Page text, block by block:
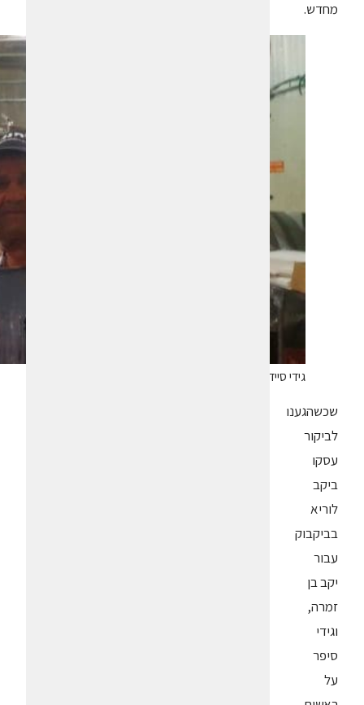
מחדש.
גידי סיידא יקב לוריא עם אביו הכורם יוסף סיידא
שכשהגענו
לביקור
עסקו
ביקב
לוריא
בביקבוק
עבור
יקב בן
זמרה,
וגידי
סיפר
על